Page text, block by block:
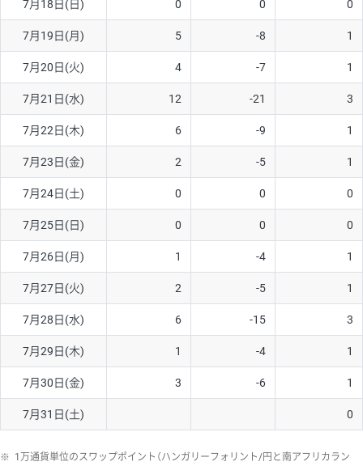
ソ/円は10万通貨単位。
7月18日(日) 0 0 0
7月19日(月) 5 -8 1
7月20日(火) 4 -7 1
7月21日(水) 12 -21 3
7月22日(木) 6 -9 1
7月23日(金) 2 -5 1
7月24日(土) 0 0 0
7月25日(日) 0 0 0
7月26日(月) 1 -4 1
7月27日(火) 2 -5 1
7月28日(水) 6 -15 3
7月29日(木) 1 -4 1
7月30日(金) 3 -6 1
7月31日(土) 0
※ 1万通貨単位のスワップポイント（ハンガリーフォリント/円と南アフリカラン